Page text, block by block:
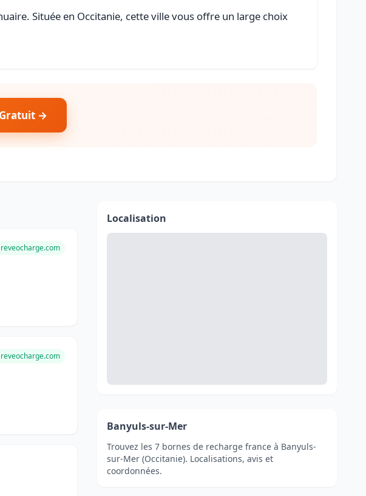
Située en Occitanie, cette ville vous offre un large choix
→
reveocharge.com
reveocharge.com
Localisation
Banyuls-sur-Mer
Trouvez les 7 bornes de recharge france à Banyuls-
sur-Mer (Occitanie). Localisations, avis et
coordonnées.